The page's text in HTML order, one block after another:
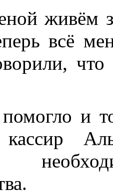
живём
всё
и
кассир